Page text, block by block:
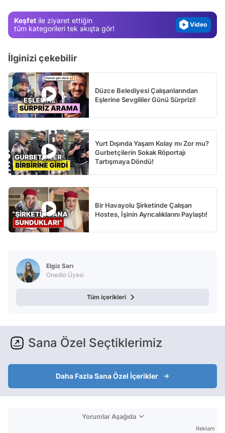
Keşfet ile ziyaret ettiğin
tüm kategorileri tek akışta gör!
Video
Test
İlginizi çekebilir
Düzce Belediyesi Çalışanlarından
Eşlerine Sevgililer Günü Sürprizi!
Yurt Dışında Yaşam Kolay mı Zor mu?
Gurbetçilerin Sokak Röportajı
Tartışmaya Döndü!
Bir Havayolu Şirketinde Çalışan
Hostes, İşinin Ayrıcalıklarını Paylaştı!
Elgiz Sarı
Onedio Üyesi
Tüm içerikleri
Sana Özel Seçtiklerimiz
Daha Fazla Sana Özel İçerikler
Yorumlar Aşağıda
Reklam